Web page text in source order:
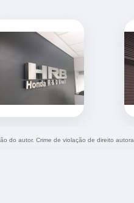
do autor. Crime de violação de direito